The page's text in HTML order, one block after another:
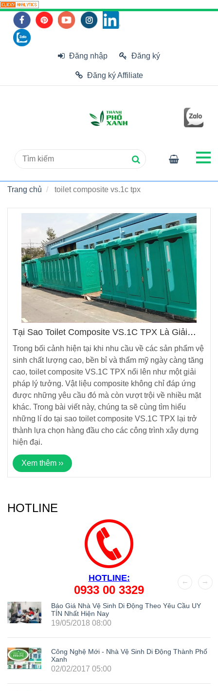
Đăng nhập Đăng ký
Đăng ký Affiliate
Trang chủ toilet composite vs.1c tpx
Tại Sao Toilet Composite VS.1C TPX Là Giải
Trong bối cảnh hiện tại khi nhu cầu về các sản phẩm vệ
sinh chất lượng cao, bền bỉ và thẩm mỹ ngày càng tăng
cao, toilet composite VS.1C TPX nổi lên như một giải
pháp lý tưởng. Vật liệu composite không chỉ đáp ứng
được những yêu cầu đó mà còn vượt trội về nhiều mặt
khác. Trong bài viết này, chúng ta sẽ cùng tìm hiểu
những lí do tại sao toilet composite VS.1C TPX lại trở
thành lựa chọn hàng đầu cho các công trình xây dựng
hiện đại.
Xem thêm ››
HOTLINE
HOTLINE:
0933 00 3329
Báo Giá Nhà Vệ Sinh Di Động Theo Yêu Cầu UY
TÍN Nhất Hiện Nay
19/05/2018 08:00
Công Nghệ Mới - Nhà Vệ Sinh Di Động Thành Phố
Xanh
02/02/2017 05:00